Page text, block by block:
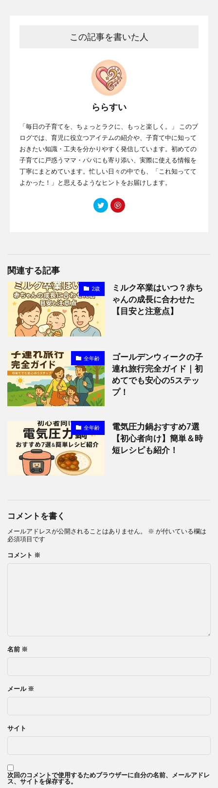
この記事を書いた人
ららすい
「毎日の子育てを、ちょっとラクに、もっと楽しく。」 このブ
ログでは、育児に役立つアイテムの紹介や、子育て中に知って
おきたい知識・工夫を分かりやすく発信しています。初めての
子育てに戸惑うママ・パパにも寄り添い、実際に使える情報を
丁寧にまとめています。忙しい日々の中でも、「これ知ってて
よかった！」と思えるようなヒントをお届けします。
関連する記事
2歳
ミルク卒業はいつ？赤ち
ゃんの成長に合わせた
【目安と注意点】
全年齢
ゴールデンウィークの子
連れ旅行完全ガイド｜初
めてでも安心の5ステッ
プ！
全年齢
電気圧力鍋おすすめ7選
【初心者向け】簡単＆時
短レシピも紹介！
コメントを書く
メールアドレスが公開されることはありません。 ※ が付いている欄は
必須項目です
コメント ※
名前 ※
メール ※
サイト
次回のコメントで使用するためブラウザーに自分の名前、メールアドレ
ス、サイトを保存する。